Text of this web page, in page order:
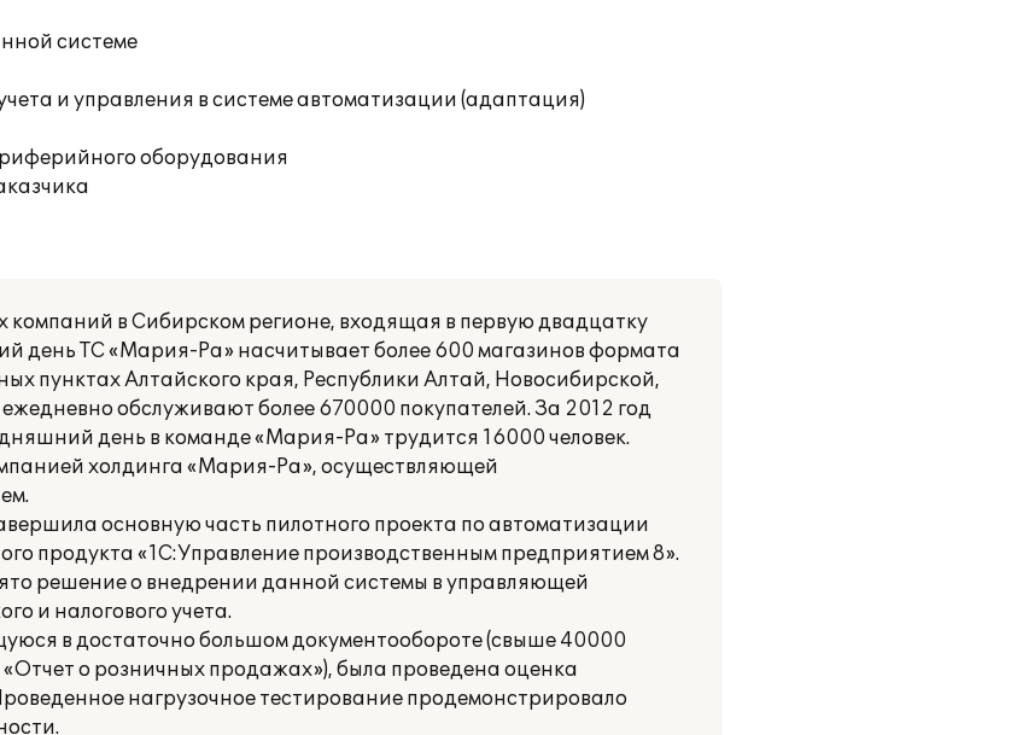
системе
и управления в системе автоматизации (адаптация)
оборудования
в Сибирском регионе, входящая в первую двадцатку
день ТС «Мария-Ра» насчитывает более 600 магазинов формата
пунктах Алтайского края, Республики Алтай, Новосибирской,
обслуживают более 670000 покупателей. За 2012 год
день в команде «Мария-Ра» трудится 16000 человек.
холдинга «Мария-Ра», осуществляющей
основную часть пилотного проекта по автоматизации
продукта «1С:Управление производственным предприятием 8».
решение о внедрении данной системы в управляющей
и налогового учета.
в достаточно большом документообороте (свыше 40000
о розничных продажах»), была проведена оценка
нагрузочное тестирование продемонстрировало